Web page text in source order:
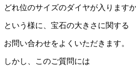
どれ位のサイズのダイヤが入りますか
という様に、宝石の大きさに関する
お問い合わせをよくいただきます。
しかし、このご質問には